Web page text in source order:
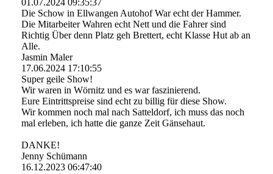
01.07.2024 09:35:37
Die Schow in Ellwangen Autohof War echt der Hammer.
Die Mitarbeiter Wahren echt Nett und die Fahrer sind
Richtig Über denn Platz geh Brettert, echt Klasse Hut ab an
Alle.
Jasmin Maler
17.06.2024 17:10:55
Super geile Show!
Wir waren in Wörnitz und es war faszinierend.
Eure Eintrittspreise sind echt zu billig für diese Show.
Wir kommen noch mal nach Satteldorf, ich muss das noch
mal erleben, ich hatte die ganze Zeit Gänsehaut.
DANKE!
Jenny Schümann
16.12.2023 06:47:40